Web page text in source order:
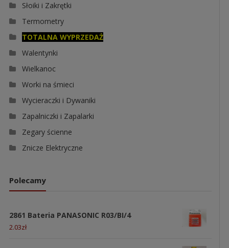
Słoiki i Zakrętki
Termometry
TOTALNA WYPRZEDAŻ
Walentynki
Wielkanoc
Worki na śmieci
Wycieraczki i Dywaniki
Zapalniczki i Zapalarki
Zegary ścienne
Znicze Elektryczne
Polecamy
2861 Bateria PANASONIC R03/BI/4
2.03zł